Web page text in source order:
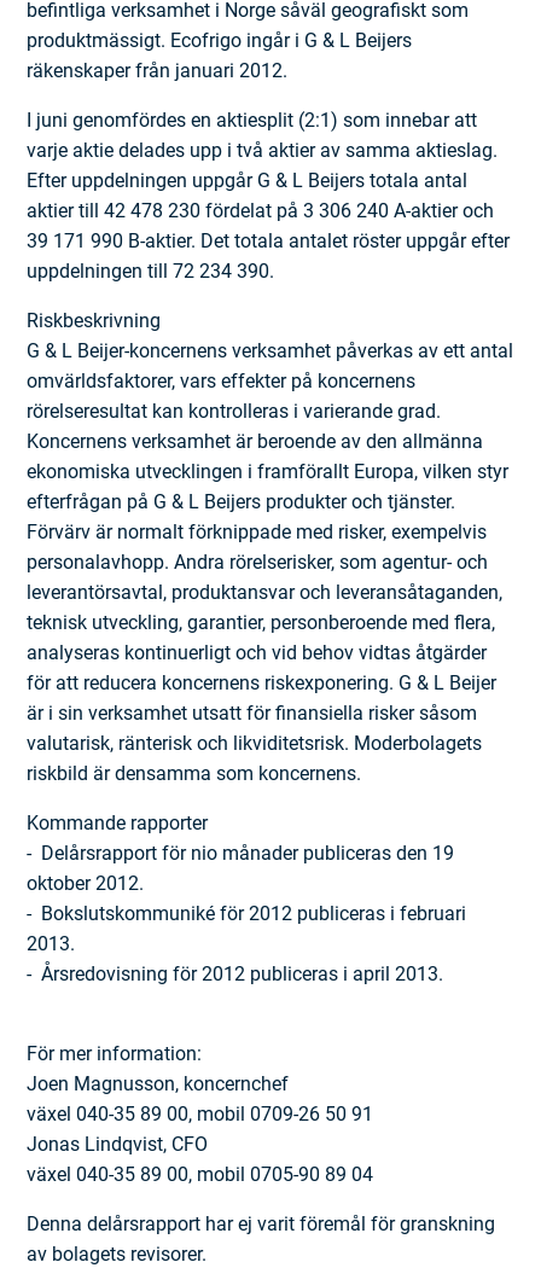
befintliga verksamhet i Norge såväl geografiskt som
produktmässigt. Ecofrigo ingår i G & L Beijers
räkenskaper från januari 2012.
I juni genomfördes en aktiesplit (2:1) som innebar att
varje aktie delades upp i två aktier av samma aktieslag.
Efter uppdelningen uppgår G & L Beijers totala antal
aktier till 42 478 230 fördelat på 3 306 240 A-aktier och
39 171 990 B-aktier. Det totala antalet röster uppgår efter
uppdelningen till 72 234 390.
Riskbeskrivning
G & L Beijer-koncernens verksamhet påverkas av ett antal
omvärldsfaktorer, vars effekter på koncernens
rörelseresultat kan kontrolleras i varierande grad.
Koncernens verksamhet är beroende av den allmänna
ekonomiska utvecklingen i framförallt Europa, vilken styr
efterfrågan på G & L Beijers produkter och tjänster.
Förvärv är normalt förknippade med risker, exempelvis
personalavhopp. Andra rörelse­risker, som agentur- och
leverantörsavtal, produktansvar och leveransåtaganden,
teknisk utveckling, garantier, person­beroende med flera,
analyseras kontinuerligt och vid behov vidtas åtgärder
för att reducera koncernens riskexponering. G & L Beijer
är i sin verksamhet utsatt för finansiella risker såsom
valutarisk, ränterisk och likviditetsrisk. Moder­bolagets
riskbild är densamma som koncernens.
Kommande rapporter
- Delårsrapport för nio månader publiceras den 19
oktober 2012.
- Bokslutskommuniké för 2012 publiceras i februari
2013.
- Årsredovisning för 2012 publiceras i april 2013.
För mer information:
Joen Magnusson, koncernchef
växel 040-35 89 00, mobil 0709-26 50 91
Jonas Lindqvist, CFO
växel 040-35 89 00, mobil 0705-90 89 04
Denna delårsrapport har ej varit föremål för granskning
av bolagets revisorer.